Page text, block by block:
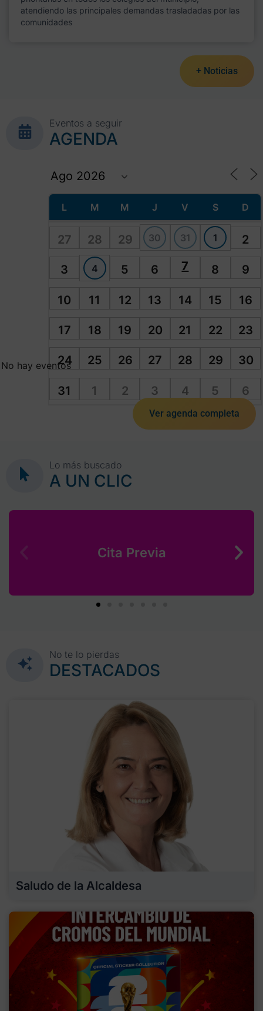
atendiendo las principales demandas trasladadas por las
comunidades
+ Noticias
Eventos a seguir
AGENDA
L M M J V S D
27 28 29 30 31 1 2
3 4 5 6 7 8 9
10 11 12 13 14 15 16
17 18 19 20 21 22 23
24 25 26 27 28 29 30
31 1 2 3 4 5 6
No hay eventos
Ver agenda completa
Lo más buscado
A UN CLIC
Cita Previa
No te lo pierdas
DESTACADOS
Saludo de la Alcaldesa